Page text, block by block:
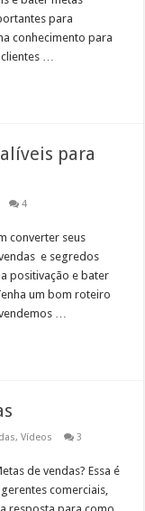
para
conhecimento para
…
para
4
converter seus
e segredos
positivação e bater
um bom roteiro
…
,Vídeos 3
de vendas? Essa é
comerciais,